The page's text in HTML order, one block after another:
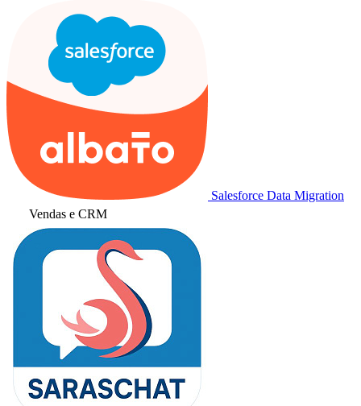
Salesforce Data Migration
Vendas e CRM